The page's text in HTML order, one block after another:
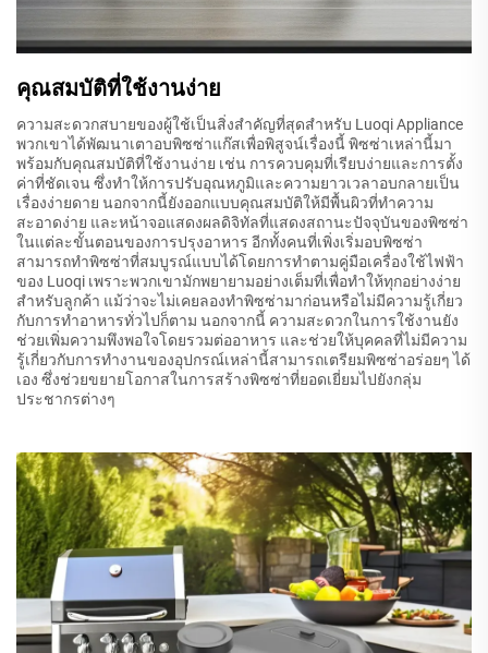
คุณสมบัติที่ใช้งานง่าย
ความสะดวกสบายของผู้ใช้เป็นสิ่งสำคัญที่สุดสำหรับ Luoqi Appliance
พวกเขาได้พัฒนาเตาอบพิซซ่าแก๊สเพื่อพิสูจน์เรื่องนี้ พิซซ่าเหล่านี้มา
พร้อมกับคุณสมบัติที่ใช้งานง่าย เช่น การควบคุมที่เรียบง่ายและการตั้ง
ค่าที่ชัดเจน ซึ่งทำให้การปรับอุณหภูมิและความยาวเวลาอบกลายเป็น
เรื่องง่ายดาย นอกจากนี้ยังออกแบบคุณสมบัติให้มีพื้นผิวที่ทำความ
สะอาดง่าย และหน้าจอแสดงผลดิจิทัลที่แสดงสถานะปัจจุบันของพิซซ่า
ในแต่ละขั้นตอนของการปรุงอาหาร อีกทั้งคนที่เพิ่งเริ่มอบพิซซ่า
สามารถทำพิซซ่าที่สมบูรณ์แบบได้โดยการทำตามคู่มือเครื่องใช้ไฟฟ้า
ของ Luoqi เพราะพวกเขามักพยายามอย่างเต็มที่เพื่อทำให้ทุกอย่างง่าย
สำหรับลูกค้า แม้ว่าจะไม่เคยลองทำพิซซ่ามาก่อนหรือไม่มีความรู้เกี่ยว
กับการทำอาหารทั่วไปก็ตาม นอกจากนี้ ความสะดวกในการใช้งานยัง
ช่วยเพิ่มความพึงพอใจโดยรวมต่ออาหาร และช่วยให้บุคคลที่ไม่มีความ
รู้เกี่ยวกับการทำงานของอุปกรณ์เหล่านี้สามารถเตรียมพิซซ่าอร่อยๆ ได้
เอง ซึ่งช่วยขยายโอกาสในการสร้างพิซซ่าที่ยอดเยี่ยมไปยังกลุ่ม
ประชากรต่างๆ